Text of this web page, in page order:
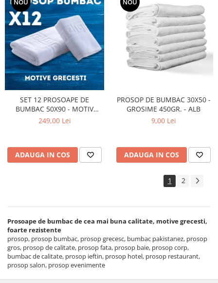
NOU
SET 12 PROSOAPE DE
BUMBAC 50X90 - MOTIV
GRECESC - GROSIME 450GR. -
249,00 Lei
ADAUGA IN COS
NOU
PROSOP DE BUMBAC 30X50 -
GROSIME 450GR. - ALB
9,00 Lei
ADAUGA IN COS
1 2
Prosoape de bumbac de cea mai buna calitate, motive grecesti,
foarte rezistente
prosop, prosop bumbac, prosop grecesc, bumbac pakistanez, prosop
gros, prosop de calitate, prosop fata, prosop baie, prosop corp,
bumbac de calitate, prosop ieftin, prosop hotel, prosop restaurant,
prosop salon, prosop evenimente